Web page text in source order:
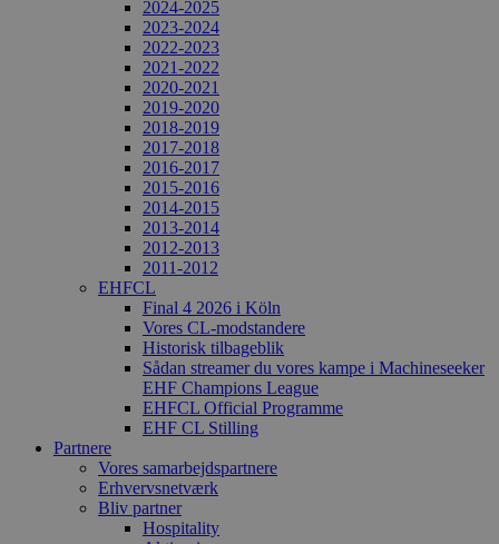
2024-2025
2023-2024
2022-2023
2021-2022
2020-2021
2019-2020
2018-2019
2017-2018
2016-2017
2015-2016
2014-2015
2013-2014
2012-2013
2011-2012
EHFCL
Final 4 2026 i Köln
Vores CL-modstandere
Historisk tilbageblik
Sådan streamer du vores kampe i Machineseeker
EHF Champions League
EHFCL Official Programme
EHF CL Stilling
Partnere
Vores samarbejdspartnere
Erhvervsnetværk
Bliv partner
Hospitality